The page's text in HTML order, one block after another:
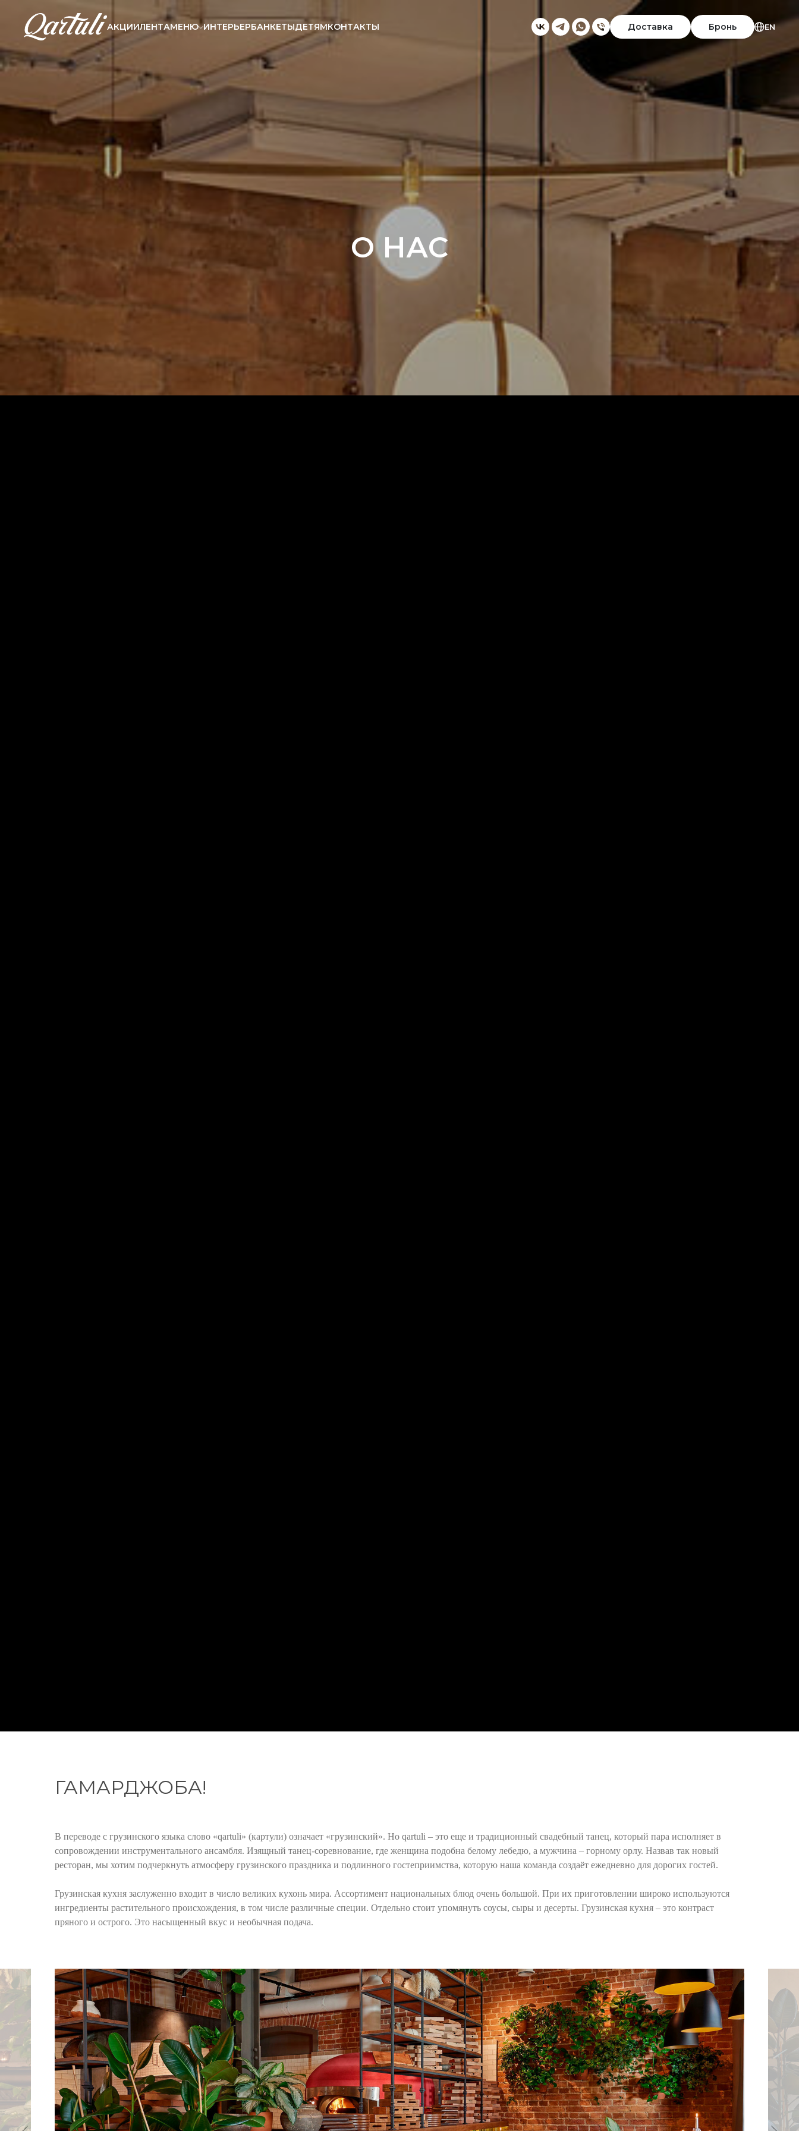
АКЦИИЛЕНТАМЕНЮ ИНТЕРЬЕРБАНКЕТЫДЕТЯМКОНТАКТЫ Доставка Бронь EN
О НАС
ГАМАРДЖОБА!
В переводе с грузинского языка слово «qartuli» (картули) означает «грузинский». Но qartuli – это еще и традиционный свадебный танец, который пара исполняет в
сопровождении инструментального ансамбля. Изящный танец-соревнование, где женщина подобна белому лебедю, а мужчина – горному орлу. Назвав так новый
ресторан, мы хотим подчеркнуть атмосферу грузинского праздника и подлинного гостеприимства, которую наша команда создаёт ежедневно для дорогих гостей.
Грузинская кухня заслуженно входит в число великих кухонь мира. Ассортимент национальных блюд очень большой. При их приготовлении широко используются
ингредиенты растительного происхождения, в том числе различные специи. Отдельно стоит упомянуть соусы, сыры и десерты. Грузинская кухня – это контраст
пряного и острого. Это насыщенный вкус и необычная подача.